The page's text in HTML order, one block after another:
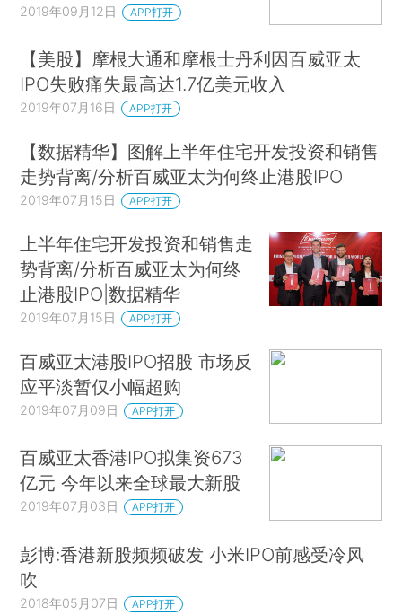
2019年09月12日 APP打开
【美股】摩根大通和摩根士丹利因百威亚太
IPO失败痛失最高达1.7亿美元收入
2019年07月16日 APP打开
【数据精华】图解上半年住宅开发投资和销售
走势背离/分析百威亚太为何终止港股IPO
2019年07月15日 APP打开
上半年住宅开发投资和销售走
势背离/分析百威亚太为何终
止港股IPO|数据精华
2019年07月15日 APP打开
百威亚太港股IPO招股 市场反
应平淡暂仅小幅超购
2019年07月09日 APP打开
百威亚太香港IPO拟集资673
亿元 今年以来全球最大新股
2019年07月03日 APP打开
彭博:香港新股频频破发 小米IPO前感受冷风
吹
2018年05月07日 APP打开